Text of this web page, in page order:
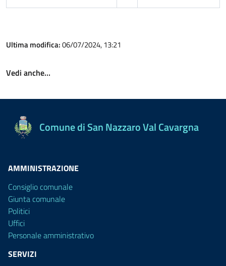
Ultima modifica:06/07/2024, 13:21
Vedi anche…
Comune di San Nazzaro Val Cavargna
AMMINISTRAZIONE
Consiglio comunale
Giunta comunale
Politici
Uffici
Personale amministrativo
SERVIZI